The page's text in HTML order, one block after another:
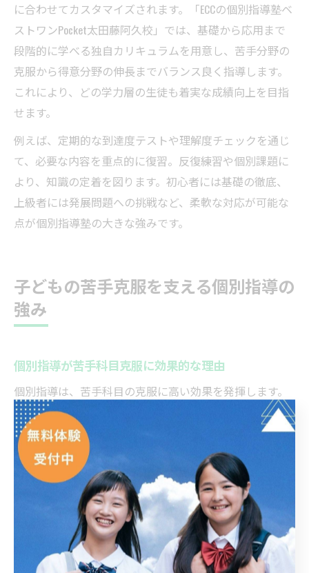
に合わせてカスタマイズされます。「ECCの個別指導塾ベ
ストワンPocket太田藤阿久校」では、基礎から応用まで
段階的に学べる独自カリキュラムを用意し、苦手分野の
克服から得意分野の伸長までバランス良く指導します。
これにより、どの学力層の生徒も着実な成績向上を目指
せます。
例えば、定期的な到達度テストや理解度チェックを通じ
て、必要な内容を重点的に復習。反復練習や個別課題に
より、知識の定着を図ります。初心者には基礎の徹底、
上級者には発展問題への挑戦など、柔軟な対応が可能な
点が個別指導塾の大きな強みです。
子どもの苦手克服を支える個別指導の
強み
個別指導が苦手科目克服に効果的な理由
個別指導は、苦手科目の克服に高い効果を発揮します。
なぜなら、生徒一人ひとりの理解度や課題に合わせて指
導内容を柔軟に調整できるからです。特に群馬県太田市
のような地域では、学校ごとに出題傾向が異なるため、
画一的な集団授業では対応しきれないことが多いです。
「ECCの個別指導塾ベストワンPocket太田藤阿久校」で
は、各中学校の過去問題や出題傾向を徹底的に分析し、
生徒一人ひとりに最適なカリキュラムを提供していま
す。例えば、英語の文法問題に苦手意識がある場合は、